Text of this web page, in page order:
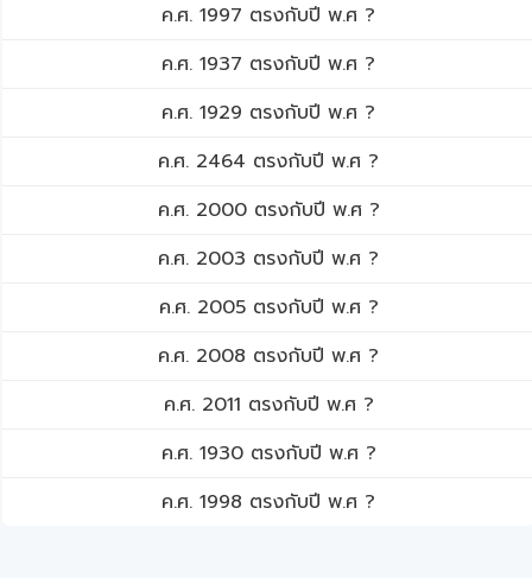
ค.ศ. 1997 ตรงกับปี พ.ศ ?
ค.ศ. 1937 ตรงกับปี พ.ศ ?
ค.ศ. 1929 ตรงกับปี พ.ศ ?
ค.ศ. 2464 ตรงกับปี พ.ศ ?
ค.ศ. 2000 ตรงกับปี พ.ศ ?
ค.ศ. 2003 ตรงกับปี พ.ศ ?
ค.ศ. 2005 ตรงกับปี พ.ศ ?
ค.ศ. 2008 ตรงกับปี พ.ศ ?
ค.ศ. 2011 ตรงกับปี พ.ศ ?
ค.ศ. 1930 ตรงกับปี พ.ศ ?
ค.ศ. 1998 ตรงกับปี พ.ศ ?